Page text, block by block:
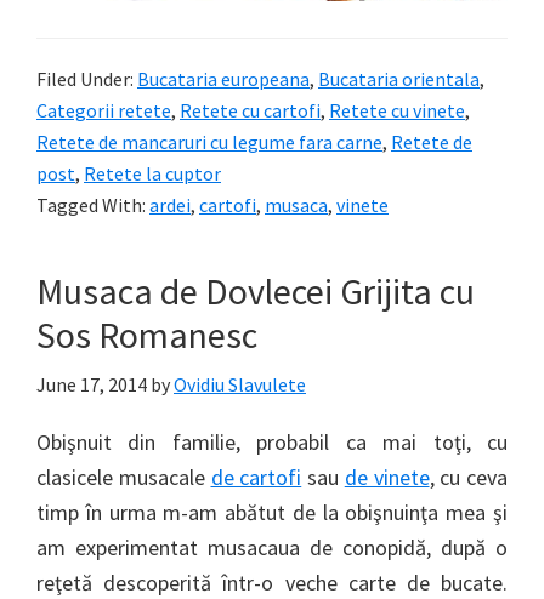
Filed Under: Bucataria europeana, Bucataria orientala,
Categorii retete, Retete cu cartofi, Retete cu vinete,
Retete de mancaruri cu legume fara carne, Retete de
post, Retete la cuptor
Tagged With: ardei, cartofi, musaca, vinete
Musaca de Dovlecei Grijita cu
Sos Romanesc
June 17, 2014 byOvidiu Slavulete
Obişnuit din familie, probabil ca mai toţi, cu
clasicele musacale de cartofi sau de vinete, cu ceva
timp în urma m-am abătut de la obişnuinţa mea şi
am experimentat musacaua de conopidă, după o
reţetă descoperită într-o veche carte de bucate.